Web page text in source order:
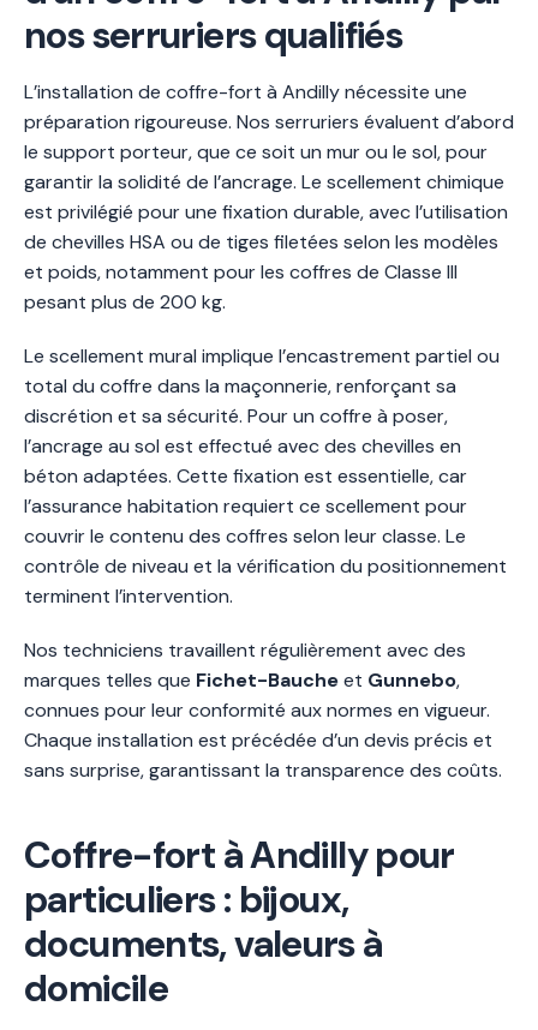
nos serruriers qualifiés
L’installation de coffre-fort à Andilly nécessite une
préparation rigoureuse. Nos serruriers évaluent d’abord
le support porteur, que ce soit un mur ou le sol, pour
garantir la solidité de l’ancrage. Le scellement chimique
est privilégié pour une fixation durable, avec l’utilisation
de chevilles HSA ou de tiges filetées selon les modèles
et poids, notamment pour les coffres de Classe III
pesant plus de 200 kg.
Le scellement mural implique l’encastrement partiel ou
total du coffre dans la maçonnerie, renforçant sa
discrétion et sa sécurité. Pour un coffre à poser,
l’ancrage au sol est effectué avec des chevilles en
béton adaptées. Cette fixation est essentielle, car
l’assurance habitation requiert ce scellement pour
couvrir le contenu des coffres selon leur classe. Le
contrôle de niveau et la vérification du positionnement
terminent l’intervention.
Nos techniciens travaillent régulièrement avec des
marques telles que Fichet-Baucheet Gunnebo,
connues pour leur conformité aux normes en vigueur.
Chaque installation est précédée d’un devis précis et
sans surprise, garantissant la transparence des coûts.
Coffre-fort à Andilly pour
particuliers : bijoux,
documents, valeurs à
domicile